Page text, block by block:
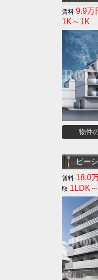
9.9万
1K～1K
物件
ビー
18.0
1LDK